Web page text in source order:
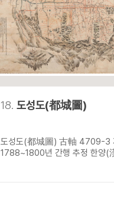
18. 도성도(都城圖)
도성도(都城圖) 古軸 4709-3
1788~1800년 간행 추정 한양(